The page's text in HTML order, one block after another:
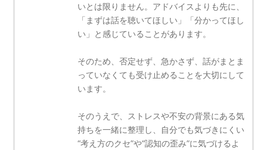
いとは限りません。アドバイスよりも先に、
「まずは話を聴いてほしい」「分かってほし
い」と感じていることがあります。
そのため、否定せず、急かさず、話がまとま
っていなくても受け止めることを大切にして
います。
そのうえで、ストレスや不安の背景にある気
持ちを一緒に整理し、自分でも気づきにくい
“考え方のクセ”や“認知の歪み”に気づけるよ